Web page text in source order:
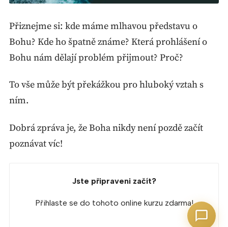
Přiznejme si: kde máme mlhavou představu o
Bohu? Kde ho špatně známe? Která prohlášení o
Bohu nám dělají problém přijmout? Proč?
To vše může být překážkou pro hluboký vztah s
ním.
Dobrá zpráva je, že Boha nikdy není pozdě začít
poznávat víc!
Jste připraveni začít?
Přihlaste se do tohoto online kurzu zdarma!